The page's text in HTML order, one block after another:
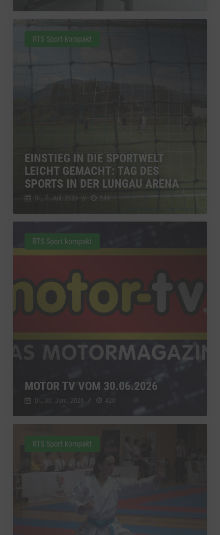
EINSTIEG IN DIE SPORTWELT
LEICHT GEMACHT: TAG DES
SPORTS IN DER LUNGAU ARENA
Di., 7. Juli. 2026 // 249
RTS Sport kompakt
MOTOR TV VOM 30.06.2026
Di., 30. Juni. 2026 // 420
RTS Sport kompakt
RTS Sport kompakt